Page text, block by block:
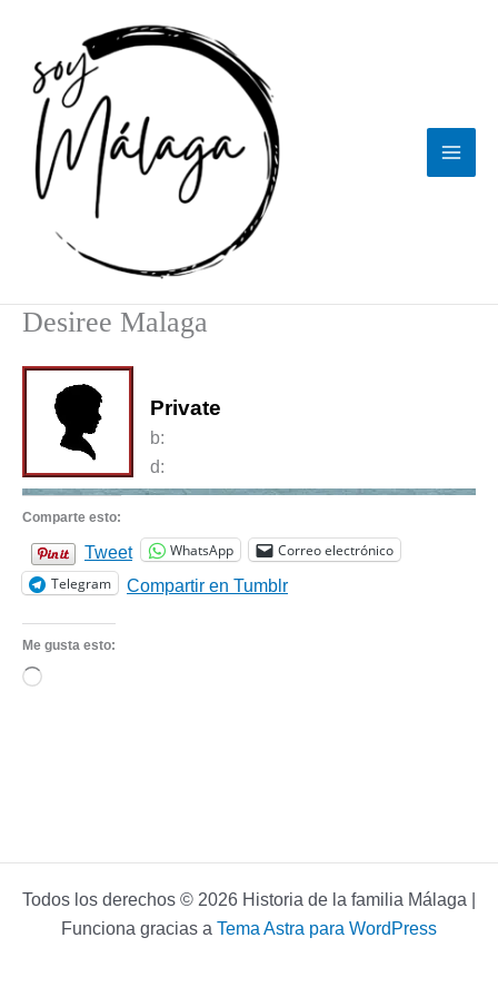
contenido
Desiree Malaga
Private
b:
d:
Comparte esto:
Tweet WhatsApp
Correo electrónico
Telegram
Compartir en Tumblr
Me gusta esto:
Cargando...
Todos los derechos © 2026 Historia de la familia Málaga |
Funciona gracias a Tema Astra para WordPress